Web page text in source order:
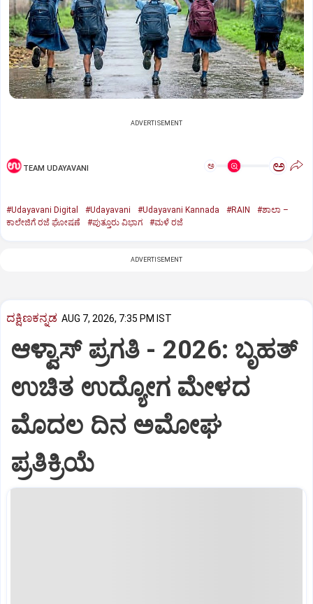
ADVERTISEMENT
TEAM UDAYAVANI ಅ ಅ
#Udayavani Digital #Udayavani #Udayavani Kannada #RAIN
#ಶಾಲಾ –
ಕಾಲೇಜಿಗೆ ರಜೆ ಘೋಷಣೆ
#ಪುತ್ತೂರು ವಿಭಾಗ #ಮಳೆ ರಜೆ
ADVERTISEMENT
ದಕ್ಷಿಣಕನ್ನಡ AUG 7, 2026, 7:35 PM IST
ಆಳ್ವಾಸ್‌ ಪ್ರಗತಿ - 2026: ಬೃಹತ್
ಉಚಿತ ಉದ್ಯೋಗ ಮೇಳದ
ಮೊದಲ ದಿನ ಅಮೋಘ
ಪ್ರತಿಕ್ರಿಯೆ